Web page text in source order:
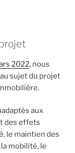
2022, nous
sujet du projet
aux
des effets
le maintien des
mobilité, le